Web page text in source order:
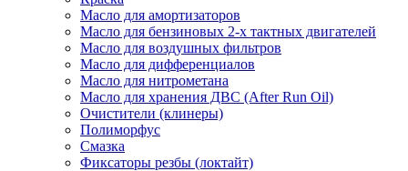
Масло для амортизаторов
Масло для бензиновых 2-х тактных двигателей
Масло для воздушных фильтров
Масло для дифференциалов
Масло для нитрометана
Масло для хранения ДВС (After Run Oil)
Очистители (клинеры)
Полиморфус
Смазка
Фиксаторы резбы (локтайт)